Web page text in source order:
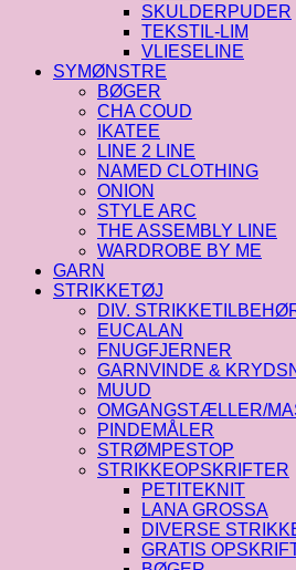
SKULDERPUDER
TEKSTIL-LIM
VLIESELINE
SYMØNSTRE
BØGER
CHA COUD
IKATEE
LINE 2 LINE
NAMED CLOTHING
ONION
STYLE ARC
THE ASSEMBLY LINE
WARDROBE BY ME
GARN
STRIKKETØJ
DIV.
EUCALAN
FNUGFJERNER
GARNVINDE &
MUUD
OMGANGSTÆLLER/
PINDEMÅLER
STRØMPESTOP
STRIKKEOPSKRIFTER
PETITEKNIT
LANA GROSSA
DIVERSE
GRATIS